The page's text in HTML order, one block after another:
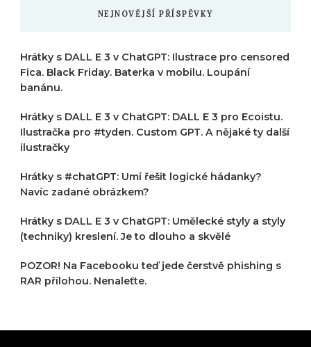
NEJNOVĚJŠÍ PŘÍSPĚVKY
Hrátky s DALL E 3 v ChatGPT: Ilustrace pro censored
Fica. Black Friday. Baterka v mobilu. Loupání
banánu.
Hrátky s DALL E 3 v ChatGPT: DALL E 3 pro Ecoistu.
Ilustračka pro #tyden. Custom GPT. A nějaké ty další
ilustračky
Hrátky s #chatGPT: Umí řešit logické hádanky?
Navíc zadané obrázkem?
Hrátky s DALL E 3 v ChatGPT: Umělecké styly a styly
(techniky) kreslení. Je to dlouho a skvělé
POZOR! Na Facebooku teď jede čerstvě phishing s
RAR přílohou. Nenaleťte.